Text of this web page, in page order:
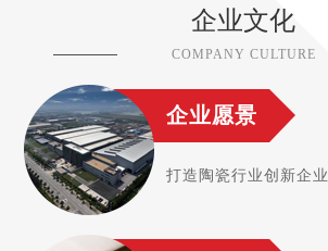
企业文化
COMPANY CULTURE
企业愿景
打造陶瓷行业创新企业